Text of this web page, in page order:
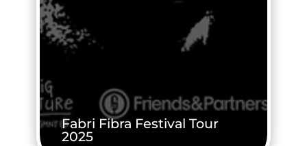
Fabri Fibra Festival Tour
2025